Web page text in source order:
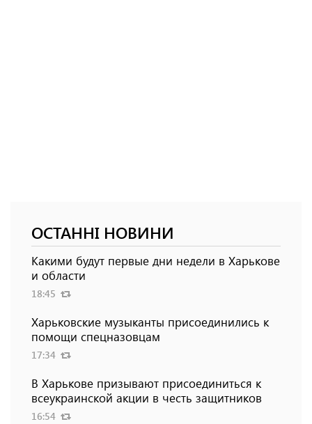
ОСТАННІ НОВИНИ
Какими будут первые дни недели в Харькове
и области
18:45
Харьковские музыканты присоединились к
помощи спецназовцам
17:34
В Харькове призывают присоединиться к
всеукраинской акции в честь защитников
16:54